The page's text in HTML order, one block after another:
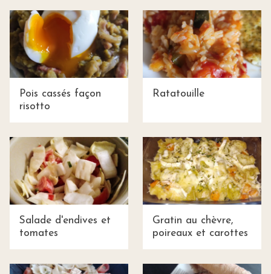
Pois cassés façon
risotto
Ratatouille
Salade d'endives et
tomates
Gratin au chèvre,
poireaux et carottes